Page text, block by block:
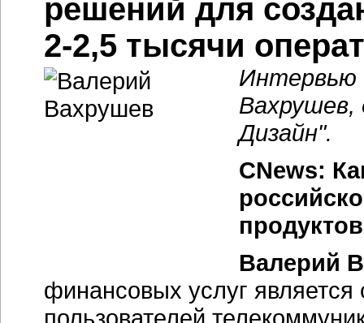
решений для
2-2,5 тысячи
Интервью
Вахрушев,
Дизайн".
CNews:
Валерий
финансовых услуг